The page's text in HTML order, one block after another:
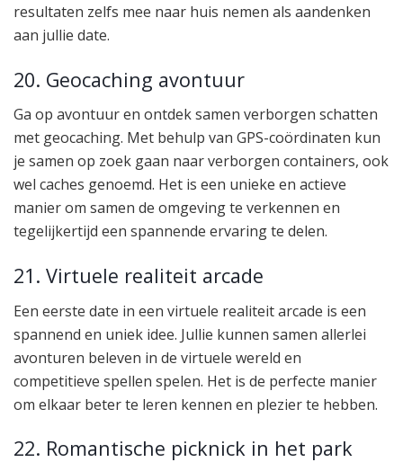
resultaten zelfs mee naar huis nemen als aandenken
aan jullie date.
20. Geocaching avontuur
Ga op avontuur en ontdek samen verborgen schatten
met geocaching. Met behulp van GPS-coördinaten kun
je samen op zoek gaan naar verborgen containers, ook
wel caches genoemd. Het is een unieke en actieve
manier om samen de omgeving te verkennen en
tegelijkertijd een spannende ervaring te delen.
21. Virtuele realiteit arcade
Een eerste date in een virtuele realiteit arcade is een
spannend en uniek idee. Jullie kunnen samen allerlei
avonturen beleven in de virtuele wereld en
competitieve spellen spelen. Het is de perfecte manier
om elkaar beter te leren kennen en plezier te hebben.
22. Romantische picknick in het park